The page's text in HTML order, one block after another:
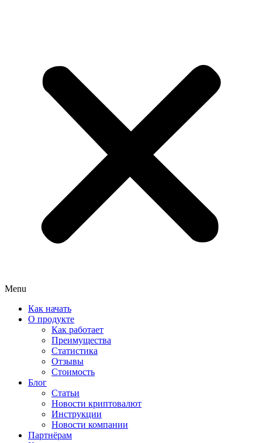
Menu
Как начать
О продукте
Как работает
Преимущества
Статистика
Отзывы
Стоимость
Блог
Статьи
Новости криптовалют
Инструкции
Новости компании
Партнёрам